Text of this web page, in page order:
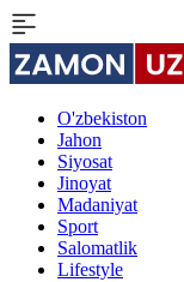
O'zbekiston
Jahon
Siyosat
Jinoyat
Madaniyat
Sport
Salomatlik
Lifestyle